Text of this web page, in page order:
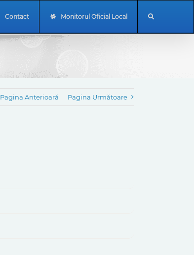
Contact Monitorul Oficial Local
Pagina Anterioară Pagina Următoare